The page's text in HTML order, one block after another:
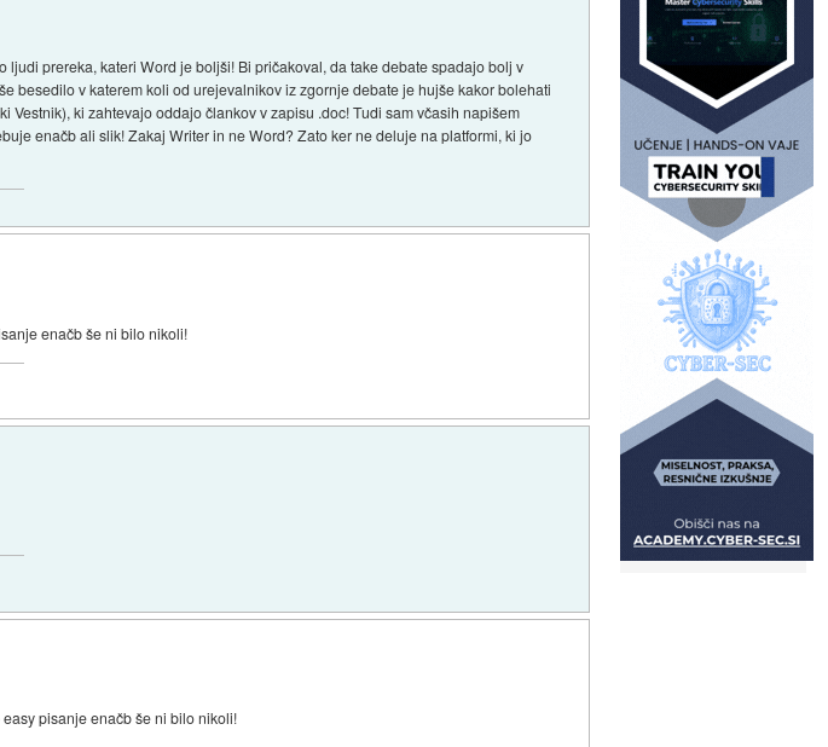
prereka, kateri Word je boljši! Bi pričakoval, da take debate spadajo bolj v
besedilo v katerem koli od urejevalnikov iz zgornje debate je hujše kakor bolehati
ki zahtevajo oddajo člankov v zapisu .doc! Tudi sam včasih napišem
enačb ali slik! Zakaj Writer in ne Word? Zato ker ne deluje na platformi, ki jo
enačb še ni bilo nikoli!
pisanje enačb še ni bilo nikoli!